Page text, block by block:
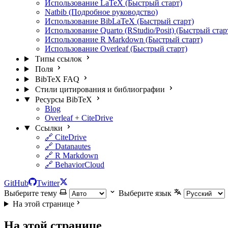
Использование LaTeX (Быстрый старт)
Natbib (Подробное руководство)
Использование BibLaTeX (Быстрый старт)
Использование Quarto (RStudio/Posit) (Быстрый
Использование R Markdown (Быстрый старт)
Использование Overleaf (Быстрый старт)
Типы ссылок
Поля
BibTeX FAQ
Стили цитирования и библиографии
Ресурсы BibTeX
Blog
Overleaf + CiteDrive
Ссылки
🔗 CiteDrive
🔗 Datanautes
🔗 R Markdown
🔗 BehaviorCloud
GitHub
Twitter
Выберите тему
Выберите язык
На этой странице